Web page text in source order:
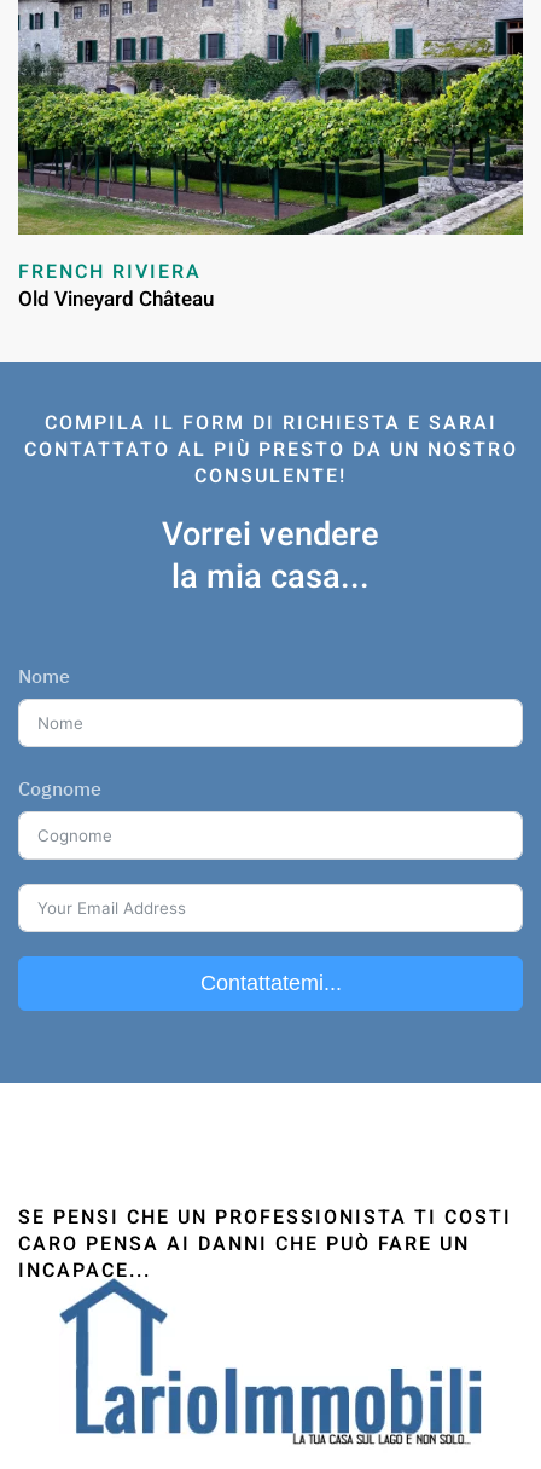
FRENCH RIVIERA
Old Vineyard Château
COMPILA IL FORM DI RICHIESTA E SARAI
CONTATTATO AL PIÙ PRESTO DA UN NOSTRO
CONSULENTE!
Vorrei vendere
la mia casa...
Nome
Cognome
Contattatemi...
SE PENSI CHE UN PROFESSIONISTA TI COSTI
CARO PENSA AI DANNI CHE PUÒ FARE UN
INCAPACE...